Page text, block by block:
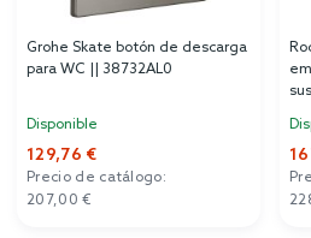
Grohe Skate botón de descarga
para WC || 38732AL0
Disponible
129,76 €
Precio de catálogo:
207,00 €